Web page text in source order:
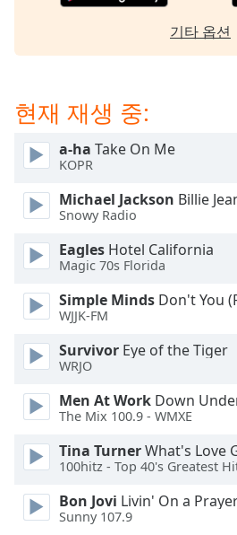
Escape
and
close
window.
Background
Color
Opacity
Area
Background
기타 옵션
현재 재생 중:
a-ha Take On Me
KOPR
Michael Jackson Billie
Snowy Radio
Eagles Hotel California
Magic 70s Florida
Simple Minds Don't You
WJJK-FM
Survivor Eye of the Tiger
WRJO
Men At Work Down
The Mix 100.9 - WMXE
Tina TurnerWhat's Love
100hitz - Top 40's Greatest
Bon Jovi Livin' On a
Sunny 107.9